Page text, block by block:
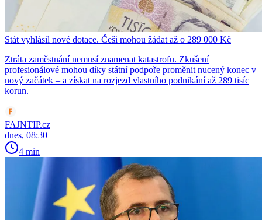
Stát vyhlásil nové dotace. Češi mohou žádat až o 289 000 Kč
Ztráta zaměstnání nemusí znamenat katastrofu. Zkušení
profesionálové mohou díky státní podpoře proměnit nucený konec v
nový začátek – a získat na rozjezd vlastního podnikání až 289 tisíc
korun.
FAJNTIP.cz
dnes, 08:30
4 min